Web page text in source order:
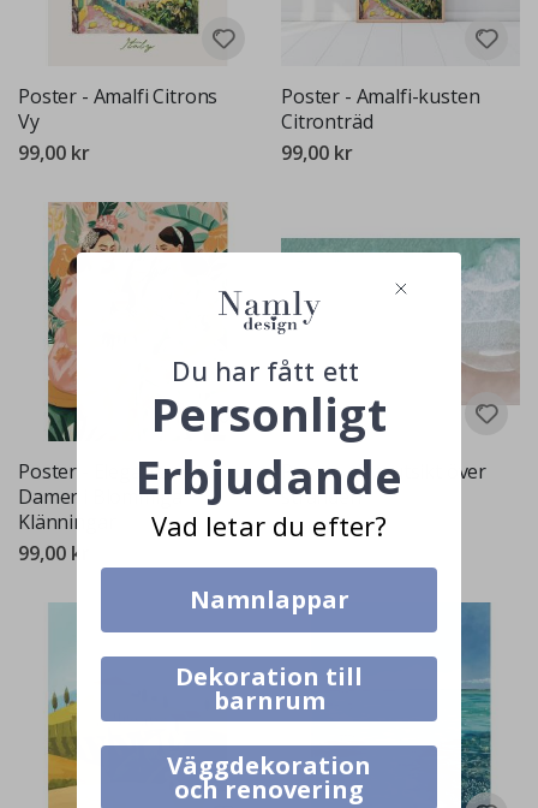
Poster - Amalfi Citrons
Vy
99,00 kr
Poster - Amalfi-kusten
Citronträd
99,00 kr
Poster - Eleganta
Damer i Blommiga
Klänningar
99,00 kr
Poster - Flygutsikt över
stranden
99,00 kr
Du har fått ett
Personligt
Erbjudande
Vad letar du efter?
Namnlappar
Dekoration till
barnrum
Väggdekoration
och renovering